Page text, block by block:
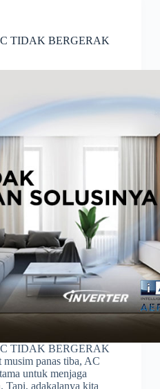
TIDAK BERGERAK
TIDAK BERGERAK
panas tiba, AC
untuk menjaga
Tapi, adakalanya kita